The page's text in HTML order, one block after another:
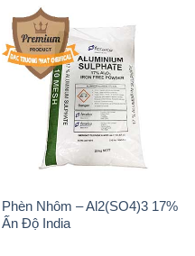
Phèn Nhôm – Al2(SO4)3 17%
Ấn Độ India